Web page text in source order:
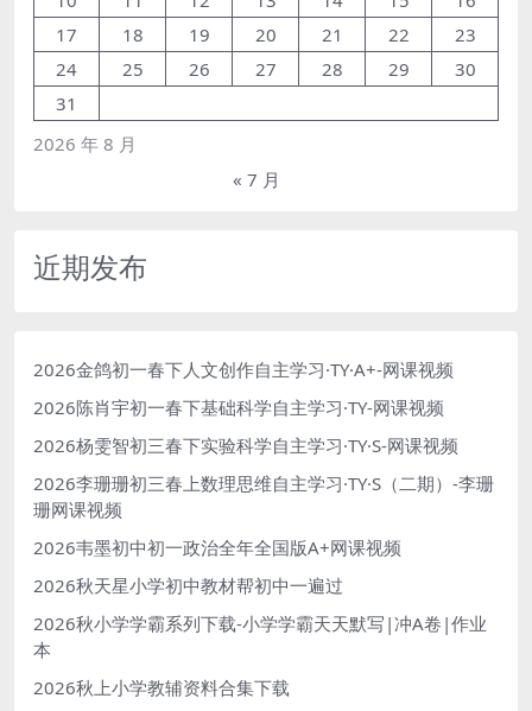
2026 年 8 月
17
18 19 20 21 22
23
24
25 26 27 28 29
30
31
« 7 月
近期发布
2026金鸽初一春下人文创作自主学习·TY·A+-网课视频
2026陈肖宇初一春下基础科学自主学习·TY-网课视频
2026杨雯智初三春下实验科学自主学习·TY·S-网课视频
2026李珊珊初三春上数理思维自主学习·TY·S（二期）-李珊
珊网课视频
2026韦墨初中初一政治全年全国版A+网课视频
2026秋天星小学初中教材帮初中一遍过
2026秋小学学霸系列下载-小学学霸天天默写|冲A卷|作业
本
2026秋上小学教辅资料合集下载